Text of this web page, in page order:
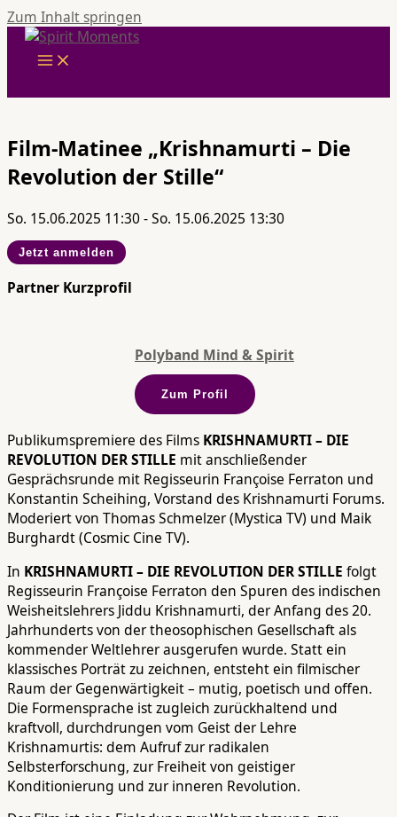
Zum Inhalt springen
Film-Matinee „Krishnamurti – Die
Revolution der Stille“
So. 15.06.2025 11:30 - So. 15.06.2025 13:30
Jetzt anmelden
Partner Kurzprofil
Polyband Mind & Spirit
Zum Profil
Publikumspremiere des Films KRISHNAMURTI – DIE
REVOLUTION DER STILLE mit anschließender
Gesprächsrunde mit Regisseurin Françoise Ferraton und
Konstantin Scheihing, Vorstand des Krishnamurti Forums.
Moderiert von Thomas Schmelzer (Mystica TV) und Maik
Burghardt (Cosmic Cine TV).
In KRISHNAMURTI – DIE REVOLUTION DER STILLE folgt
Regisseurin Françoise Ferraton den Spuren des indischen
Weisheitslehrers Jiddu Krishnamurti, der Anfang des 20.
Jahrhunderts von der theosophischen Gesellschaft als
kommender Weltlehrer ausgerufen wurde. Statt ein
klassisches Porträt zu zeichnen, entsteht ein filmischer
Raum der Gegenwärtigkeit – mutig, poetisch und offen.
Die Formensprache ist zugleich zurückhaltend und
kraftvoll, durchdrungen vom Geist der Lehre
Krishnamurtis: dem Aufruf zur radikalen
Selbsterforschung, zur Freiheit von geistiger
Konditionierung und zur inneren Revolution.